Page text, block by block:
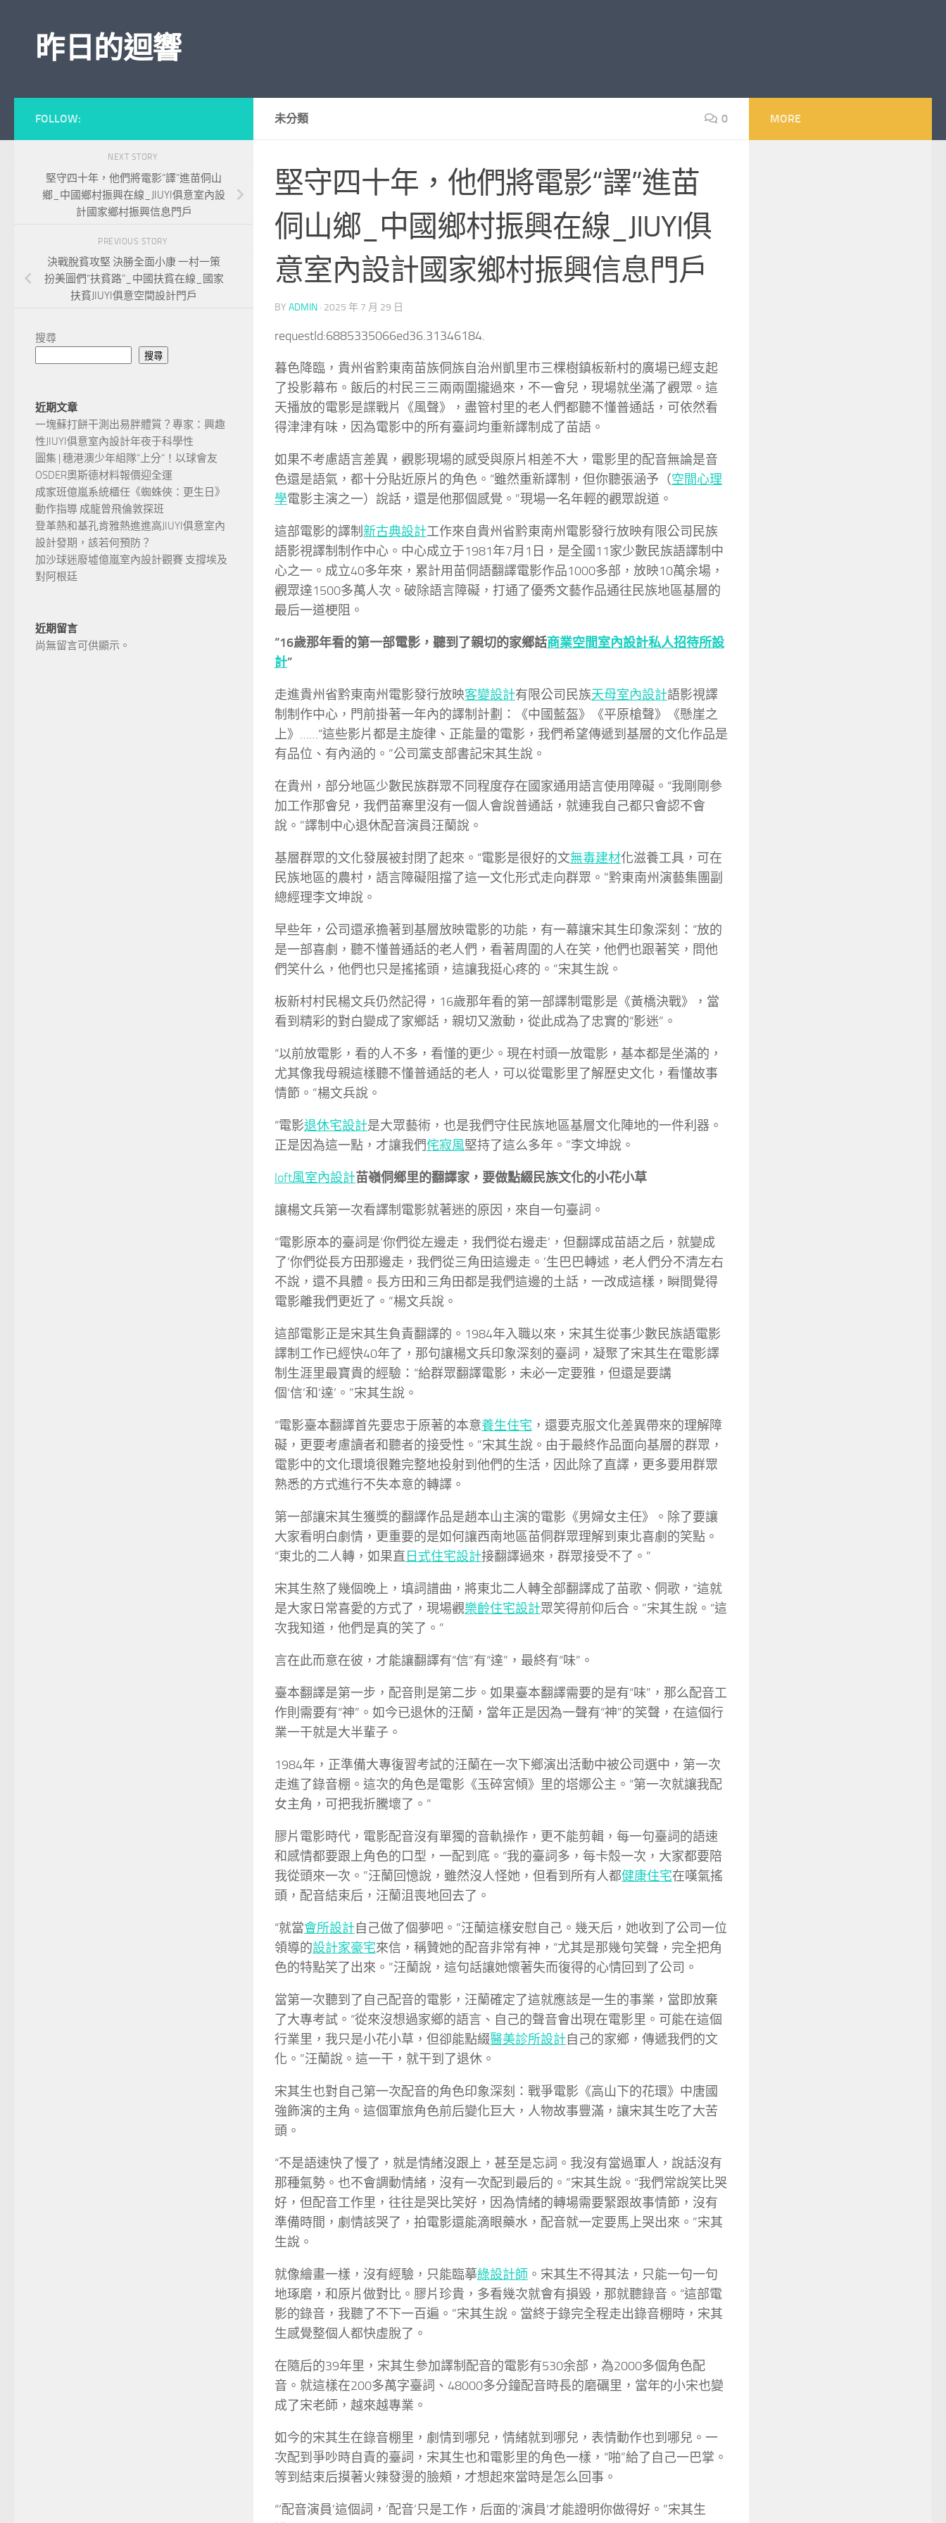
昨日的迴響
未分類 0
堅守四十年，他們將電影“譯”進苗
侗山鄉_中國鄉村振興在線_JIUYI俱
意室內設計國家鄉村振興信息門戶
BY ADMIN · 2025 年 7 月 29 日
requestId:6885335066ed36.31346184.
暮色降臨，貴州省黔東南苗族侗族自治州凱里市三棵樹鎮板新村的廣場已經支起
了投影幕布。飯后的村民三三兩兩圍攏過來，不一會兒，現場就坐滿了觀眾。這
天播放的電影是諜戰片《風聲》，盡管村里的老人們都聽不懂普通話，可依然看
得津津有味，因為電影中的所有臺詞均重新譯制成了苗語。
如果不考慮語言差異，觀影現場的感受與原片相差不大，電影里的配音無論是音
色還是語氣，都十分貼近原片的角色。“雖然重新譯制，但你聽張涵予（空間心理
學電影主演之一）說話，還是他那個感覺。”現場一名年輕的觀眾說道。
這部電影的譯制新古典設計工作來自貴州省黔東南州電影發行放映有限公司民族
語影視譯制制作中心。中心成立于1981年7月1日，是全國11家少數民族語譯制中
心之一。成立40多年來，累計用苗侗語翻譯電影作品1000多部，放映10萬余場，
觀眾達1500多萬人次。破除語言障礙，打通了優秀文藝作品通往民族地區基層的
最后一道梗阻。
“16歲那年看的第一部電影，聽到了親切的家鄉話商業空間室內設計私人招待所設
計”
走進貴州省黔東南州電影發行放映客變設計有限公司民族天母室內設計語影視譯
制制作中心，門前掛著一年內的譯制計劃：《中國藍盔》《平原槍聲》《懸崖之
上》……“這些影片都是主旋律、正能量的電影，我們希望傳遞到基層的文化作品是
有品位、有內涵的。”公司黨支部書記宋其生說。
在貴州，部分地區少數民族群眾不同程度存在國家通用語言使用障礙。“我剛剛參
加工作那會兒，我們苗寨里沒有一個人會說普通話，就連我自己都只會認不會
說。”譯制中心退休配音演員汪蘭說。
基層群眾的文化發展被封閉了起來。“電影是很好的文無毒建材化滋養工具，可在
民族地區的農村，語言障礙阻擋了這一文化形式走向群眾。”黔東南州演藝集團副
總經理李文坤說。
早些年，公司還承擔著到基層放映電影的功能，有一幕讓宋其生印象深刻：“放的
是一部喜劇，聽不懂普通話的老人們，看著周圍的人在笑，他們也跟著笑，問他
們笑什么，他們也只是搖搖頭，這讓我挺心疼的。”宋其生說。
板新村村民楊文兵仍然記得，16歲那年看的第一部譯制電影是《黃橋決戰》，當
看到精彩的對白變成了家鄉話，親切又激動，從此成為了忠實的“影迷”。
“以前放電影，看的人不多，看懂的更少。現在村頭一放電影，基本都是坐滿的，
尤其像我母親這樣聽不懂普通話的老人，可以從電影里了解歷史文化，看懂故事
情節。”楊文兵說。
“電影退休宅設計是大眾藝術，也是我們守住民族地區基層文化陣地的一件利器。
正是因為這一點，才讓我們侘寂風堅持了這么多年。”李文坤說。
loft風室內設計苗嶺侗鄉里的翻譯家，要做點綴民族文化的小花小草
讓楊文兵第一次看譯制電影就著迷的原因，來自一句臺詞。
“電影原本的臺詞是‘你們從左邊走，我們從右邊走’，但翻譯成苗語之后，就變成
了‘你們從長方田那邊走，我們從三角田這邊走。’生巴巴轉述，老人們分不清左右
不說，還不具體。長方田和三角田都是我們這邊的土話，一改成這樣，瞬間覺得
電影離我們更近了。”楊文兵說。
這部電影正是宋其生負責翻譯的。1984年入職以來，宋其生從事少數民族語電影
譯制工作已經快40年了，那句讓楊文兵印象深刻的臺詞，凝聚了宋其生在電影譯
制生涯里最寶貴的經驗：“給群眾翻譯電影，未必一定要雅，但還是要講
個‘信’和‘達’。”宋其生說。
“電影臺本翻譯首先要忠于原著的本意養生住宅 ，還要克服文化差異帶來的理解障
礙，更要考慮讀者和聽者的接受性。”宋其生說。由于最終作品面向基層的群眾，
電影中的文化環境很難完整地投射到他們的生活，因此除了直譯，更多要用群眾
熟悉的方式進行不失本意的轉譯。
第一部讓宋其生獲獎的翻譯作品是趙本山主演的電影《男婦女主任》。除了要讓
大家看明白劇情，更重要的是如何讓西南地區苗侗群眾理解到東北喜劇的笑點。
“東北的二人轉，如果直 日式住宅設計接翻譯過來，群眾接受不了。”
宋其生熬了幾個晚上，填詞譜曲，將東北二人轉全部翻譯成了苗歌、侗歌，“這就
是大家日常喜愛的方式了，現場觀樂齡住宅設計眾笑得前仰后合。”宋其生說。“這
次我知道，他們是真的笑了。”
言在此而意在彼，才能讓翻譯有“信”有“達”，最終有“味”。
臺本翻譯是第一步，配音則是第二步。如果臺本翻譯需要的是有“味”，那么配音工
作則需要有“神”。如今已退休的汪蘭，當年正是因為一聲有“神”的笑聲，在這個行
業一干就是大半輩子。
1984年，正準備大專復習考試的汪蘭在一次下鄉演出活動中被公司選中，第一次
走進了錄音棚。這次的角色是電影《玉碎宮傾》里的塔娜公主。“第一次就讓我配
女主角，可把我折騰壞了。”
膠片電影時代，電影配音沒有單獨的音軌操作，更不能剪輯，每一句臺詞的語速
和感情都要跟上角色的口型，一配到底。“我的臺詞多，每卡殼一次，大家都要陪
我從頭來一次。”汪蘭回憶說，雖然沒人怪她，但看到所有人都健康住宅在嘆氣搖
頭，配音結束后，汪蘭沮喪地回去了。
“就當會所設計自己做了個夢吧。”汪蘭這樣安慰自己。幾天后，她收到了公司一位
領導的設計家豪宅來信，稱贊她的配音非常有神，“尤其是那幾句笑聲，完全把角
色的特點笑了出來。”汪蘭說，這句話讓她懷著失而復得的心情回到了公司。
當第一次聽到了自己配音的電影，汪蘭確定了這就應該是一生的事業，當即放棄
了大專考試。“從來沒想過家鄉的語言、自己的聲音會出現在電影里。可能在這個
行業里，我只是小花小草，但卻能點綴醫美診所設計自己的家鄉，傳遞我們的文
化。”汪蘭說。這一干，就干到了退休。
宋其生也對自己第一次配音的角色印象深刻：戰爭電影《高山下的花環》中唐國
強飾演的主角。這個軍旅角色前后變化巨大，人物故事豐滿，讓宋其生吃了大苦
頭。
“不是語速快了慢了，就是情緒沒跟上，甚至是忘詞。我沒有當過軍人，說話沒有
那種氣勢。也不會調動情緒，沒有一次配到最后的。”宋其生說。“我們常說笑比哭
好，但配音工作里，往往是哭比笑好，因為情緒的轉場需要緊跟故事情節，沒有
準備時間，劇情該哭了，拍電影還能滴眼藥水，配音就一定要馬上哭出來。”宋其
生說。
就像繪畫一樣，沒有經驗，只能臨摹綠設計師 。宋其生不得其法，只能一句一句
地琢磨，和原片做對比。膠片珍貴，多看幾次就會有損毀，那就聽錄音。“這部電
影的錄音，我聽了不下一百遍。”宋其生說。當終于錄完全程走出錄音棚時，宋其
生感覺整個人都快虛脫了。
在隨后的39年里，宋其生參加譯制配音的電影有530余部，為2000多個角色配
音。就這樣在200多萬字臺詞、48000多分鐘配音時長的磨礪里，當年的小宋也變
成了宋老師，越來越專業。
如今的宋其生在錄音棚里，劇情到哪兒，情緒就到哪兒，表情動作也到哪兒。一
次配到爭吵時自責的臺詞，宋其生也和電影里的角色一樣，“啪”給了自己一巴掌。
等到結束后摸著火辣發燙的臉頰，才想起來當時是怎么回事。
“‘配音演員’這個詞，‘配音’只是工作，后面的‘演員’才能證明你做得好。”宋其生
FOLLOW:
NEXT STORY
堅守四十年，他們將電影“譯”進苗侗山
鄉_中國鄉村振興在線_JIUYI俱意室內設
計國家鄉村振興信息門戶
PREVIOUS STORY
決戰脫貧攻堅 決勝全面小康 一村一策
扮美圖們“扶貧路”_中國扶貧在線_國家
扶貧JIUYI俱意空間設計門戶
搜尋
搜尋
近期文章
一塊蘇打餅干測出易胖體質？專家：興趣
性JIUYI俱意室內設計年夜于科學性
圖集 | 穗港澳少年組隊“上分“！以球會友
OSDER奧斯德材料報價迎全運
成家班億嵐系統櫃任《蜘蛛俠：更生日》
動作指導 成龍曾飛倫敦探班
登革熱和基孔肯雅熱進進高JIUYI俱意室內
設計發期，該若何預防？
加沙球迷廢墟億嵐室內設計觀賽 支撐埃及
對阿根廷
近期留言
尚無留言可供顯示。
MORE